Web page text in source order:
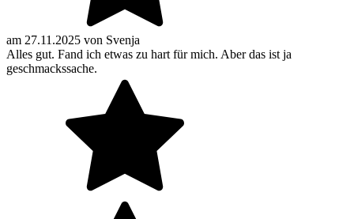
am 27.11.2025 von Svenja
Alles gut. Fand ich etwas zu hart für mich. Aber das ist ja
geschmackssache.